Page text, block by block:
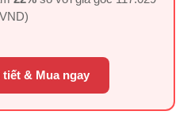
VND)
& Mua ngay